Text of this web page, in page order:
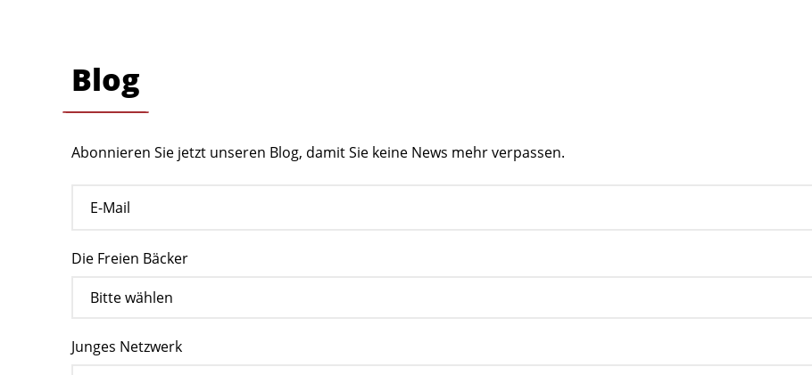
Blog
Abonnieren Sie jetzt unseren Blog, damit Sie keine News mehr verpassen.
Die Freien Bäcker
Junges Netzwerk